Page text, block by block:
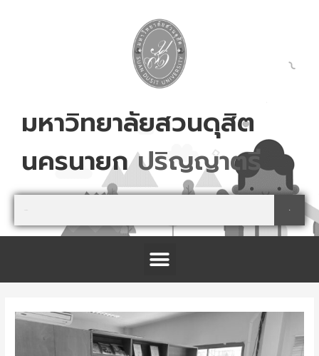
มหาวิทยาลัยสวนดุสิต
นครนายก ปรญญาตร
Menu